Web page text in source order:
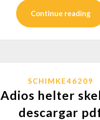
Continue reading
SCHIMKE46209
Adios helter
descargar